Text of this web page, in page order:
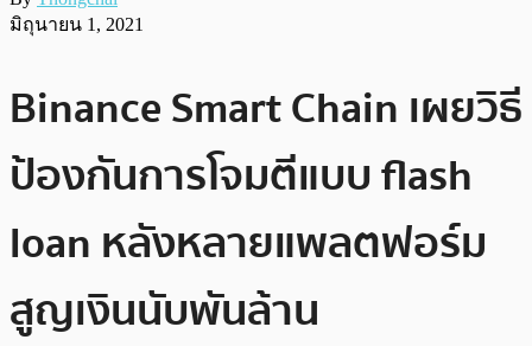
มิถุนายน 1, 2021
Binance Smart Chain เผยวิธี
ป้องกันการโจมตีแบบ flash
loan หลังหลายแพลตฟอร์ม
สูญเงินนับพันล้าน